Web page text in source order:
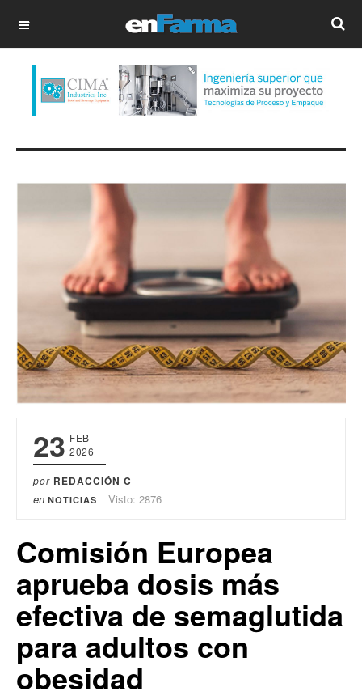
OFF CANVAS
23 FEB
2026
por REDACCIÓN C
en NOTICIAS Visto: 2876
Comisión Europea
aprueba dosis más
efectiva de semaglutida
para adultos con
obesidad